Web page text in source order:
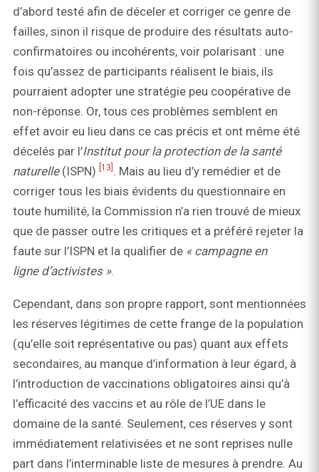
d’abord testé afin de déceler et corriger ce genre de
failles, sinon il risque de produire des résultats auto-
confirmatoires ou incohérents, voir polarisant : une
fois qu’assez de participants réalisent le biais, ils
pourraient adopter une stratégie peu coopérative de
non-réponse. Or, tous ces problèmes semblent en
effet avoir eu lieu dans ce cas précis et ont même été
décelés par l’Institut pour la protection de la santé
naturelle (ISPN) [13] . Mais au lieu d’y remédier et de
corriger tous les biais évidents du questionnaire en
toute humilité, la Commission n’a rien trouvé de mieux
que de passer outre les critiques et a préféré rejeter la
faute sur l’ISPN et la qualifier de « campagne en
ligne d’activistes ».
Cependant, dans son propre rapport, sont mentionnées
les réserves légitimes de cette frange de la population
(qu’elle soit représentative ou pas) quant aux effets
secondaires, au manque d’information à leur égard, à
l’introduction de vaccinations obligatoires ainsi qu’à
l’efficacité des vaccins et au rôle de l’UE dans le
domaine de la santé. Seulement, ces réserves y sont
immédiatement relativisées et ne sont reprises nulle
part dans l’interminable liste de mesures à prendre. Au